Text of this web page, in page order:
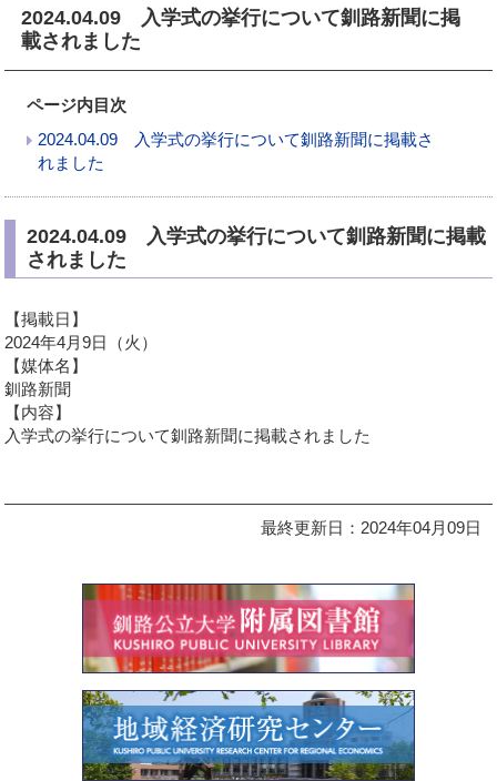
2024.04.09 入学式の挙行について釧路新聞に掲
載されました
ページ内目次
2024.04.09 入学式の挙行について釧路新聞に掲載さ
れました
2024.04.09 入学式の挙行について釧路新聞に掲載
されました
【掲載日】
2024年4月9日（火）
【媒体名】
釧路新聞
【内容】
入学式の挙行について釧路新聞に掲載されました
最終更新日：2024年04月09日